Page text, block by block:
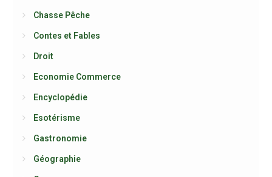
Chasse Pêche
Contes et Fables
Droit
Economie Commerce
Encyclopédie
Esotérisme
Gastronomie
Géographie